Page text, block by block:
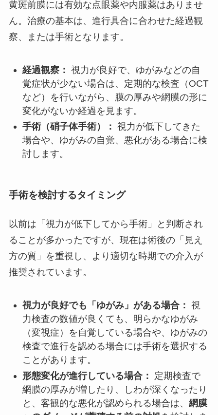
黄斑前膜には有効な点眼薬や内服薬はありませ
ん。治療の基本は、進行具合に合わせた経過観
察、または手術となります。
経過観察： 視力が良好で、ゆがみなどの自
覚症状が少ない場合は、定期的な検査（OCT
など）を行いながら、膜の厚みや網膜の形に
変化がないか経過を見ます。
手術（硝子体手術）： 視力が低下してきた
場合や、ゆがみの自覚、悪化がある場合に検
討します。
手術を検討するタイミング
以前は「視力が低下してから手術」と判断され
ることが多かったですが、現在は術後の「見え
方の質」を重視し、より適切な時期での介入が
推奨されています。
視力が良好でも「ゆがみ」がある場合： 視
力検査の数値が良くても、明らかなゆがみ
（変視症）を自覚している場合や、ゆがみの
検査で進行を認める場合には手術を選択する
ことがあります。
形態変化が進行している場合：
定期検査で
網膜の厚みが増したり、しわが深くなったり
と、客観的な悪化が認められる場合は、網膜